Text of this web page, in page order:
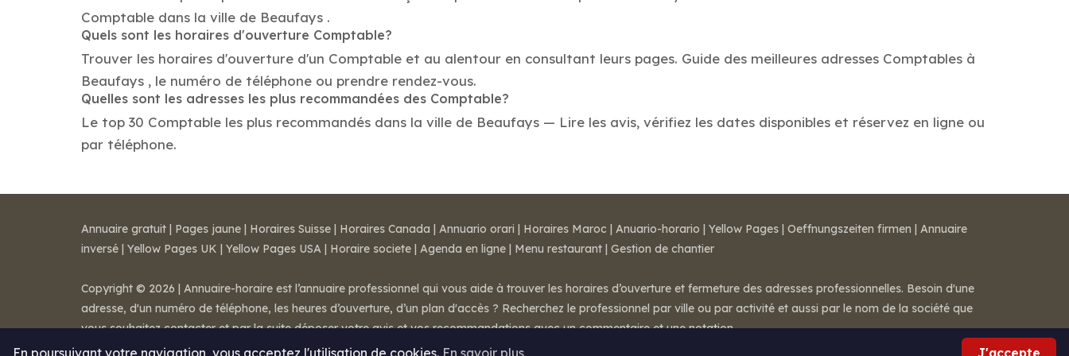
Comptable dans la ville de Beaufays .
Quels sont les horaires d'ouverture Comptable?
Trouver les horaires d'ouverture d'un Comptable et au alentour en consultant leurs pages. Guide des meilleures adresses Comptables à
Beaufays , le numéro de téléphone ou prendre rendez-vous.
Quelles sont les adresses les plus recommandées des Comptable?
Le top 30 Comptable les plus recommandés dans la ville de Beaufays — Lire les avis, vérifiez les dates disponibles et réservez en ligne ou
par téléphone.
En poursuivant votre navigation, vous acceptez l'utilisation de cookies. En savoir plus J'accepte
Annuaire gratuit | Pages jaune | Horaires Suisse | Horaires Canada | Annuario orari | Horaires Maroc | Anuario-horario | Yellow Pages | Oeffnungszeiten firmen | Annuaire
inversé | Yellow Pages UK | Yellow Pages USA | Horaire societe | Agenda en ligne | Menu restaurant | Gestion de chantier
Copyright © 2026 | Annuaire-horaire est l’annuaire professionnel qui vous aide à trouver les horaires d’ouverture et fermeture des adresses professionnelles. Besoin d'une
adresse, d'un numéro de téléphone, les heures d’ouverture, d’un plan d'accès ? Recherchez le professionnel par ville ou par activité et aussi par le nom de la société que
vous souhaitez contacter et par la suite déposer votre avis et vos recommandations avec un commentaire et une notation.
Mentions légales-Conditions de ventes- Contact